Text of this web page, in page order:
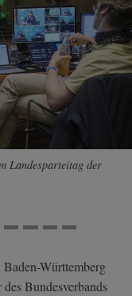
Landesparteitag der
Württemberg
Bundesverbands